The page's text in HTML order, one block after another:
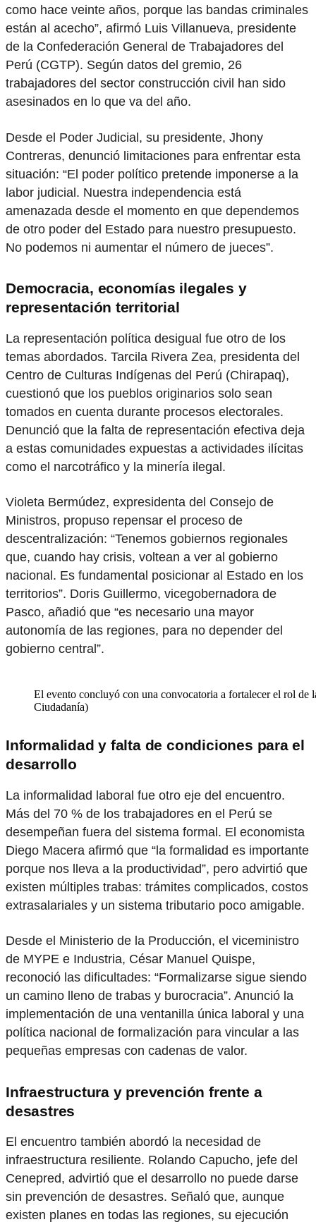
como hace veinte años, porque las bandas criminales
están al acecho”, afirmó Luis Villanueva, presidente
de la Confederación General de Trabajadores del
Perú (CGTP). Según datos del gremio, 26
trabajadores del sector construcción civil han sido
asesinados en lo que va del año.
Desde el Poder Judicial, su presidente, Jhony
Contreras, denunció limitaciones para enfrentar esta
situación: “El poder político pretende imponerse a la
labor judicial. Nuestra independencia está
amenazada desde el momento en que dependemos
de otro poder del Estado para nuestro presupuesto.
No podemos ni aumentar el número de jueces”.
Democracia, economías ilegales y
representación territorial
La representación política desigual fue otro de los
temas abordados. Tarcila Rivera Zea, presidenta del
Centro de Culturas Indígenas del Perú (Chirapaq),
cuestionó que los pueblos originarios solo sean
tomados en cuenta durante procesos electorales.
Denunció que la falta de representación efectiva deja
a estas comunidades expuestas a actividades ilícitas
como el narcotráfico y la minería ilegal.
Violeta Bermúdez, expresidenta del Consejo de
Ministros, propuso repensar el proceso de
descentralización: “Tenemos gobiernos regionales
que, cuando hay crisis, voltean a ver al gobierno
nacional. Es fundamental posicionar al Estado en los
territorios”. Doris Guillermo, vicegobernadora de
Pasco, añadió que “es necesario una mayor
autonomía de las regiones, para no depender del
gobierno central”.
El evento concluyó con una convocatoria a fortalecer el rol de
Ciudadanía)
Informalidad y falta de condiciones para el
desarrollo
La informalidad laboral fue otro eje del encuentro.
Más del 70 % de los trabajadores en el Perú se
desempeñan fuera del sistema formal. El economista
Diego Macera afirmó que “la formalidad es importante
porque nos lleva a la productividad”, pero advirtió que
existen múltiples trabas: trámites complicados, costos
extrasalariales y un sistema tributario poco amigable.
Desde el Ministerio de la Producción, el viceministro
de MYPE e Industria, César Manuel Quispe,
reconoció las dificultades: “Formalizarse sigue siendo
un camino lleno de trabas y burocracia”. Anunció la
implementación de una ventanilla única laboral y una
política nacional de formalización para vincular a las
pequeñas empresas con cadenas de valor.
Infraestructura y prevención frente a
desastres
El encuentro también abordó la necesidad de
infraestructura resiliente. Rolando Capucho, jefe del
Cenepred, advirtió que el desarrollo no puede darse
sin prevención de desastres. Señaló que, aunque
existen planes en todas las regiones, su ejecución